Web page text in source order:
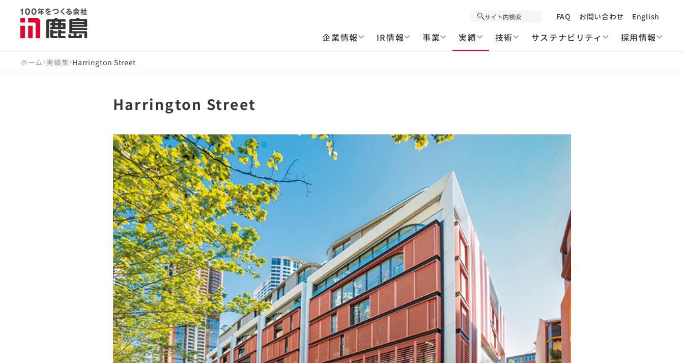
FAQ お問い合わせ English
企業情報 IR情報 事業 実績 技術 サステナビリティ 採用情報
ホーム 実績集 Harrington Street
Harrington Street